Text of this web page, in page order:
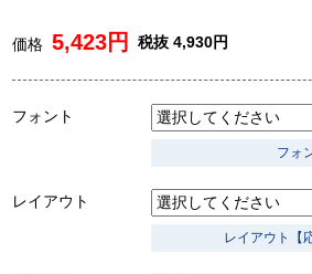
価格5,423円 税抜 4,930円
フォント
フォ
レイアウト
レイアウト【